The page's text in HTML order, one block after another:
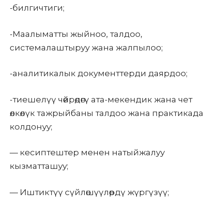
-билгичтиги;
-Маалыматты жыйноо, талдоо,
системалаштыруу жана жалпылоо;
-аналитикалык документтерди даярдоо;
-тиешелүү чөйрөдөгү ата-мекендик жана чет
өлкөлүк тажрыйбаны талдоо жана практикада
колдонуу;
— кесиптештер менен натыйжалуу
кызматташуу;
— Иштиктүү сүйлөшүүлөрдү жүргүзүү;